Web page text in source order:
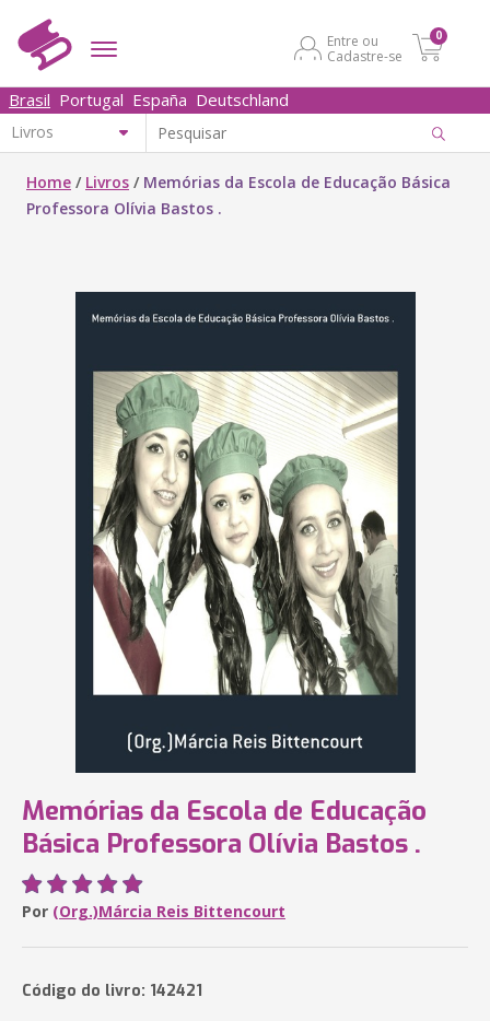
Entre ou
Cadastre-se
0
Brasil Portugal España Deutschland
Home / Livros / Memórias da Escola de Educação Básica
Professora Olívia Bastos .
Memórias da Escola de Educação
Básica Professora Olívia Bastos .
Por (Org.)Márcia Reis Bittencourt
Código do livro: 142421